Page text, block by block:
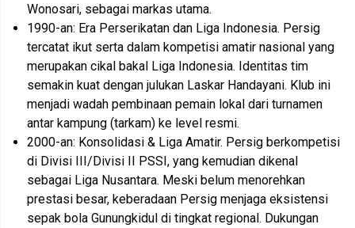
Wonosari, sebagai markas utama.
1990-an: Era Perserikatan dan Liga Indonesia. Persig
tercatat ikut serta dalam kompetisi amatir nasional yang
merupakan cikal bakal Liga Indonesia. Identitas tim
semakin kuat dengan julukan Laskar Handayani. Klub ini
menjadi wadah pembinaan pemain lokal dari turnamen
antar kampung (tarkam) ke level resmi.
2000-an: Konsolidasi & Liga Amatir. Persig berkompetisi
di Divisi III/Divisi II PSSI, yang kemudian dikenal
sebagai Liga Nusantara. Meski belum menorehkan
prestasi besar, keberadaan Persig menjaga eksistensi
sepak bola Gunungkidul di tingkat regional. Dukungan